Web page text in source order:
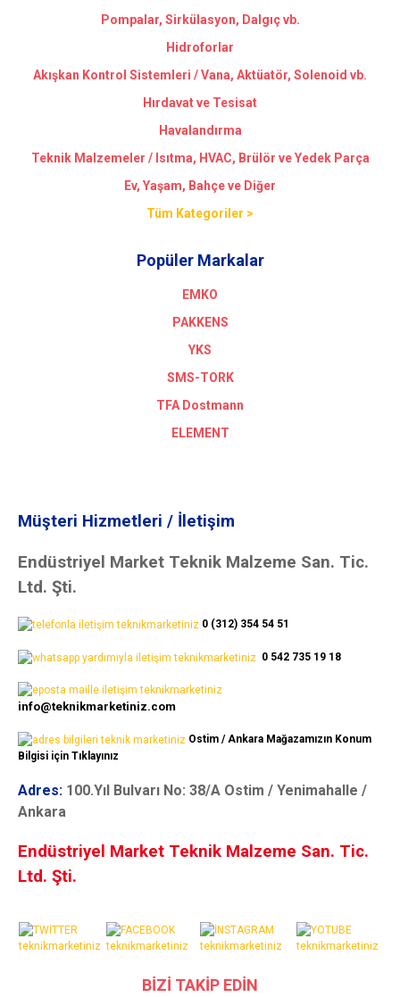
Pompalar, Sirkülasyon, Dalgıç vb.
Hidroforlar
Akışkan Kontrol Sistemleri / Vana, Aktüatör, Solenoid vb.
Hırdavat ve Tesisat
Havalandırma
Teknik Malzemeler / Isıtma, HVAC, Brülör ve Yedek Parça
Ev, Yaşam, Bahçe ve Diğer
Tüm Kategoriler >
Popüler Markalar
EMKO
PAKKENS
YKS
SMS-TORK
TFA Dostmann
ELEMENT
Müşteri Hizmetleri / İletişim
Endüstriyel Market Teknik Malzeme San. Tic.
Ltd. Şti.
0 (312) 354 54 51
0 542 735 19 18
info@teknikmarketiniz.com
Ostim / Ankara Mağazamızın Konum
Bilgisi için Tıklayınız
Adres: 100.Yıl Bulvarı No: 38/A Ostim / Yenimahalle /
Ankara
Endüstriyel Market Teknik Malzeme San. Tic.
Ltd. Şti.
BİZİ TAKİP EDİN